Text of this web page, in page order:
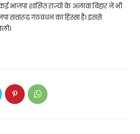
भाजपा शासित राज्यों के अलावा बिहार ने भी
सत्तारूढ़ गठबंधन का हिस्सा है। इससे